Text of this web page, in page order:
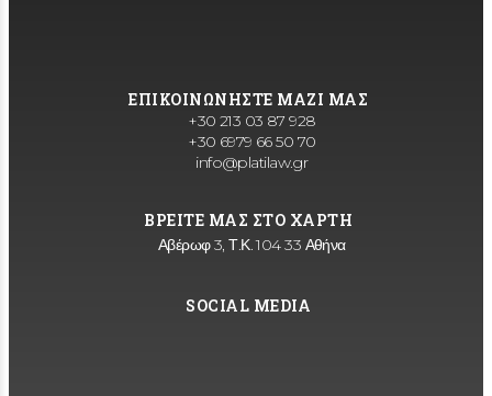
ΕΠΙΚΟΙΝΩΝΗΣΤΕ ΜΑΖΙ ΜΑΣ
+30 213 03 87 928
+30 6979 66 50 70
info@platilaw.gr
ΒΡΕΙΤΕ ΜΑΣ ΣΤΟ ΧΑΡΤΗ
Αβέρωφ 3, Τ.Κ. 104 33 Αθήνα
SOCIAL MEDIA